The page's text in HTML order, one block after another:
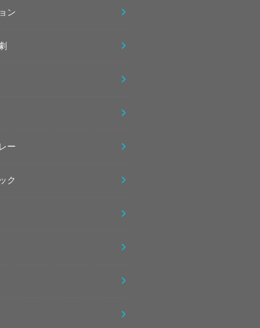
ン
ー
ク